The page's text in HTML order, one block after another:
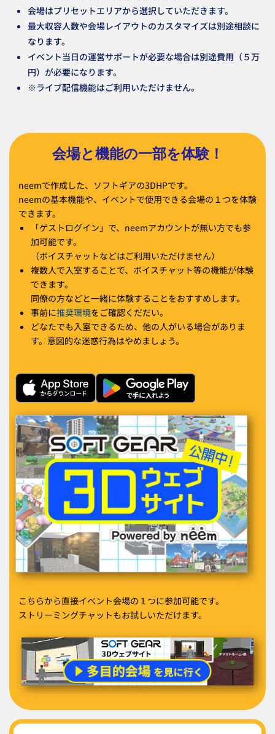
会場はプリセットエリアから選択していただきます。
最大収容人数や会場レイアウトのカスタマイズは別途相談に
なります。
イベント当日の運営サポートが必要な場合は別途費用（５万
円）が必要になります。
※ライブ配信機能はご利用いただけません。
会場と機能の一部を体験！
neemで作成した、ソフトギアの3DHPです。
neemの基本機能や、イベントで使用できる会場の１つを体験
できます。
「ゲストログイン」で、neemアカウントが無い方でも参
加可能です。
（ボイスチャットなどはご利用いただけません）
複数人で入室することで、ボイスチャット等の機能が体験
できます。
同僚の方などと一緒に体験することをおすすめします。
事前に推奨環境をご確認くだだい。
どなたでも入室できるため、他の人がいる場合がありま
す。意図的な迷惑行為はやめましょう。
こちらから直接イベント会場の１つに参加可能です。
ストリーミングチャットもお試しいただけます。